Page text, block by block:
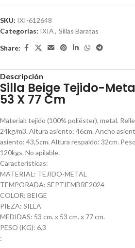
SKU: IXI-612648
Categorías: IXIA, Sillas Baratas
Share:
Descripción
Silla Beige Tejido-
53 X 77 Cm
Material: tejido (100% poliéster), metal.
24kg/m3. Altura asiento: 46cm. Ancho
asiento: 43,5cm. Altura respaldo: 32cm.
120kgs. No apilable.
Características:
MATERIAL: TEJIDO-METAL
TEMPORADA: SEPTIEMBRE2024
COLOR: BEIGE
PIEZA: SILLA
MEDIDAS: 53 cm. x 53 cm. x 77 cm.
PESO (KG): 6,3
: